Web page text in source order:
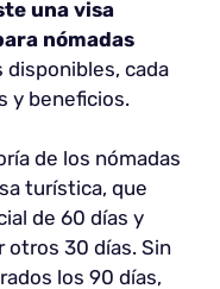
una visa
nómadas
disponibles, cada
y beneficios.
de los nómadas
turística, que
de 60 días y
otros 30 días. Sin
los 90 días,